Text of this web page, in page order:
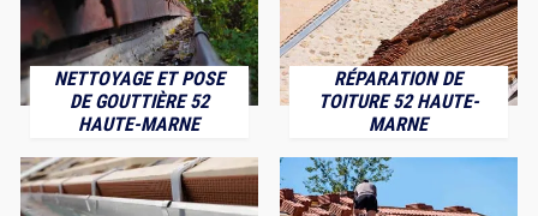
NETTOYAGE ET POSE
DE GOUTTIÈRE 52
HAUTE-MARNE
RÉPARATION DE
TOITURE 52 HAUTE-
MARNE